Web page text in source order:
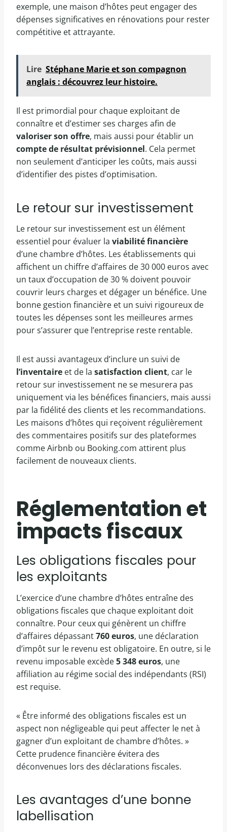
exemple, une maison d’hôtes peut engager des
dépenses significatives en rénovations pour rester
compétitive et attrayante.
Lire Stéphane Marie et son compagnon
anglais : découvrez leur histoire.
Il est primordial pour chaque exploitant de
connaître et d’estimer ses charges afin de
valoriser son offre, mais aussi pour établir un
compte de résultat prévisionnel. Cela permet
non seulement d’anticiper les coûts, mais aussi
d’identifier des pistes d’optimisation.
Le retour sur investissement
Le retour sur investissement est un élément
essentiel pour évaluer la viabilité financière
d’une chambre d’hôtes. Les établissements qui
affichent un chiffre d’affaires de 30 000 euros avec
un taux d’occupation de 30 % doivent pouvoir
couvrir leurs charges et dégager un bénéfice. Une
bonne gestion financière et un suivi rigoureux de
toutes les dépenses sont les meilleures armes
pour s’assurer que l’entreprise reste rentable.
Il est aussi avantageux d’inclure un suivi de
l’inventaire et de la satisfaction client, car le
retour sur investissement ne se mesurera pas
uniquement via les bénéfices financiers, mais aussi
par la fidélité des clients et les recommandations.
Les maisons d’hôtes qui reçoivent régulièrement
des commentaires positifs sur des plateformes
comme Airbnb ou Booking.com attirent plus
facilement de nouveaux clients.
Réglementation et
impacts fiscaux
Les obligations fiscales pour
les exploitants
L’exercice d’une chambre d’hôtes entraîne des
obligations fiscales que chaque exploitant doit
connaître. Pour ceux qui génèrent un chiffre
d’affaires dépassant760 euros, une déclaration
d’impôt sur le revenu est obligatoire. En outre, si le
revenu imposable excède5 348 euros, une
affiliation au régime social des indépendants (RSI)
est requise.
« Être informé des obligations fiscales est un
aspect non négligeable qui peut affecter le net à
gagner d’un exploitant de chambre d’hôtes. »
Cette prudence financière évitera des
déconvenues lors des déclarations fiscales.
Les avantages d’une bonne
labellisation